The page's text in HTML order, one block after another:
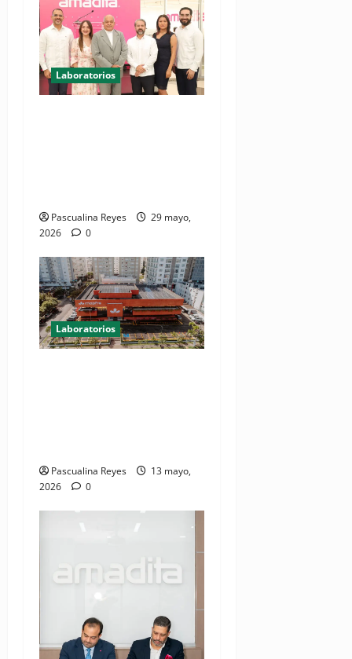
Laboratorios
Pascualina Reyes
29 mayo,
2026
0
Laboratorios
Pascualina Reyes
13 mayo,
2026
0